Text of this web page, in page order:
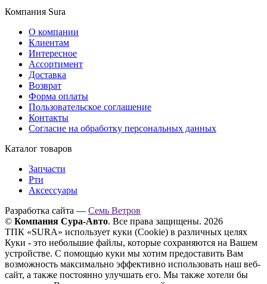
Компания Sura
О компании
Клиентам
Интересное
Ассортимент
Доставка
Возврат
Форма оплаты
Пользовательское соглашение
Контакты
Согласие на обработку персональных данных
Каталог товаров
Запчасти
Рти
Аксессуары
Разработка сайта — Семь Ветров
© Компания Сура-Авто. Все права защищены. 2026
ТПК «SURA» использует куки (Cookie) в различных целях
Куки - это небольшие файлы, которые сохраняются на Вашем
устройстве. С помощью куки мы хотим предоставить Вам
возможность максимально эффективно использовать наш веб-
сайт, а также постоянно улучшать его. Мы также хотели бы